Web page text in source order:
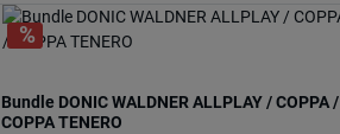
Bundle DONIC WALDNER ALLPLAY / COPPA /
COPPA TENERO